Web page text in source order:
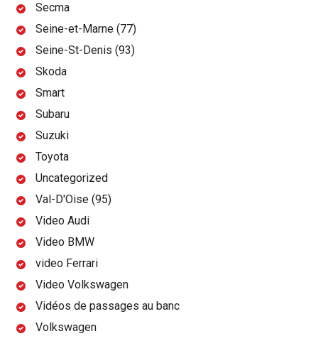
Secma
Seine-et-Marne (77)
Seine-St-Denis (93)
Skoda
Smart
Subaru
Suzuki
Toyota
Uncategorized
Val-D'Oise (95)
Video Audi
Video BMW
video Ferrari
Video Volkswagen
Vidéos de passages au banc
Volkswagen